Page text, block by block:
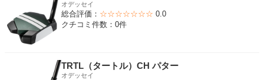
オデッセイ
総合評価： ☆☆☆☆☆☆☆ 0.0
クチコミ件数：0件
TRTL（タートル）CH パター
オデッセイ